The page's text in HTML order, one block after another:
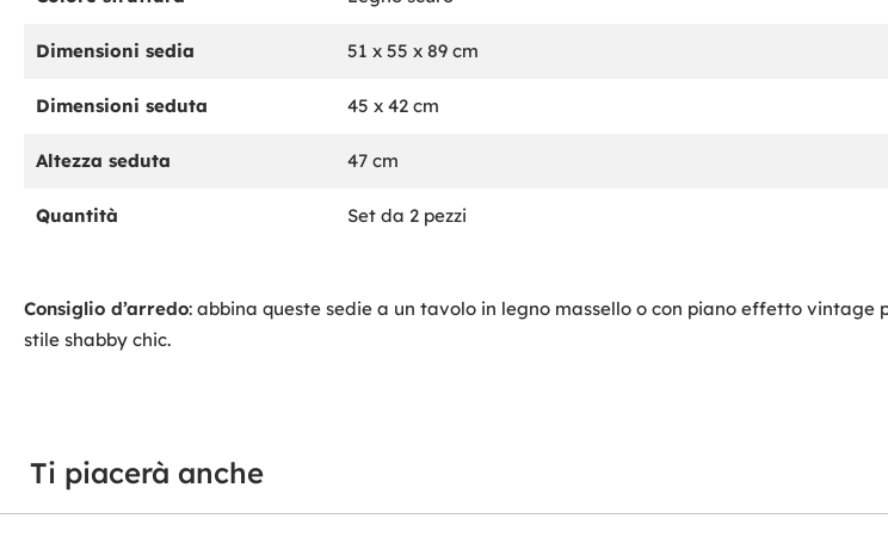
Dimensioni sedia 51 x 55 x 89 cm
Dimensioni seduta 45 x 42 cm
Altezza seduta 47 cm
Quantità Set da 2 pezzi
Consiglio d’arredo: abbina queste sedie a un tavolo in legno massello o con piano effetto
stile shabby chic.
Ti piacerà anche